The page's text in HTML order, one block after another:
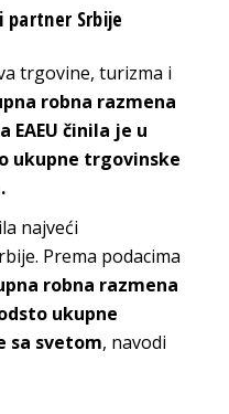
partner Srbije
trgovine, turizma i
robna razmena
EAEU činila je u
ukupne trgovinske
najveći
Prema podacima
robna razmena
ukupne
sa svetom, navodi